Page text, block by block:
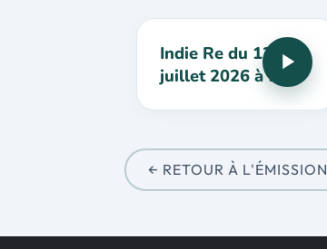
Indie Re du 12
juillet 2026 à 13h
← RETOUR À L'ÉMISSION